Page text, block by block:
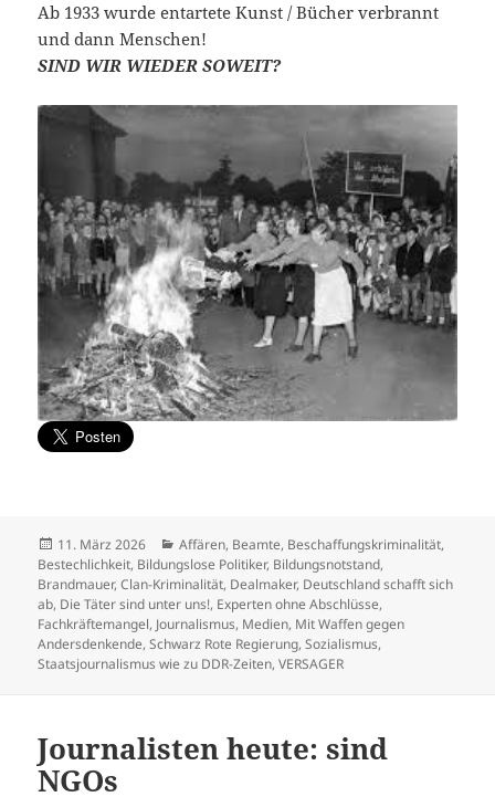
Ab 1933 wurde entartete Kunst / Bücher verbrannt
und dann Menschen!
SIND WIR WIEDER SOWEIT?
Veröffentlicht
am
11. März 2026 Kategorien
Affären, Beamte, Beschaffungskriminalität,
Bestechlichkeit, Bildungslose Politiker, Bildungsnotstand,
Brandmauer,Clan-Kriminalität, Dealmaker, Deutschland schafft sich
ab, Die Täter sind unter uns!, Experten ohne Abschlüsse,
Fachkräftemangel, Journalismus, Medien, Mit Waffen gegen
Andersdenkende,Schwarz Rote Regierung,Sozialismus,
Staatsjournalismus wie zu DDR-Zeiten,VERSAGER
Journalisten heute: sind
NGOs